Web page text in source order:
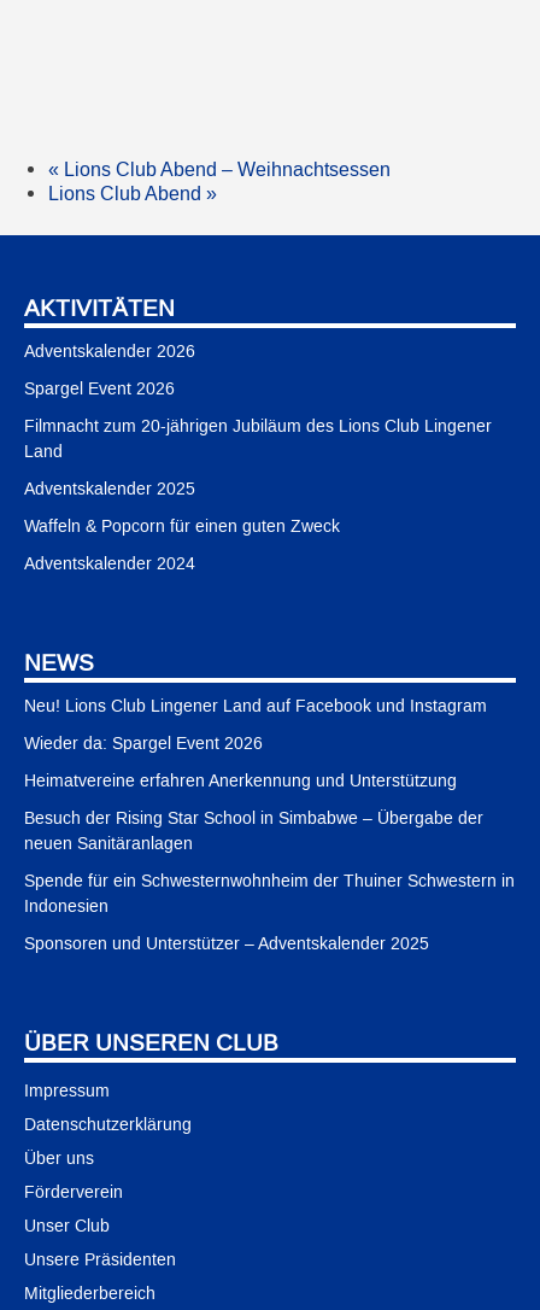
« Lions Club Abend – Weihnachtsessen
Lions Club Abend »
AKTIVITÄTEN
Adventskalender 2026
Spargel Event 2026
Filmnacht zum 20-jährigen Jubiläum des Lions Club Lingener
Land
Adventskalender 2025
Waffeln & Popcorn für einen guten Zweck
Adventskalender 2024
NEWS
Neu! Lions Club Lingener Land auf Facebook und Instagram
Wieder da: Spargel Event 2026
Heimatvereine erfahren Anerkennung und Unterstützung
Besuch der Rising Star School in Simbabwe – Übergabe der
neuen Sanitäranlagen
Spende für ein Schwesternwohnheim der Thuiner Schwestern in
Indonesien
Sponsoren und Unterstützer – Adventskalender 2025
ÜBER UNSEREN CLUB
Impressum
Datenschutzerklärung
Über uns
Förderverein
Unser Club
Unsere Präsidenten
Mitgliederbereich